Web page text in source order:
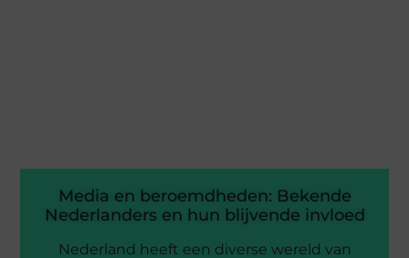
Media en beroemdheden: Bekende
Nederlanders en hun blijvende invloed
Nederland heeft een diverse wereld van